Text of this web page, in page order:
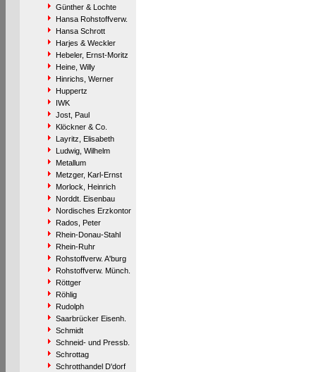
Günther & Lochte
Hansa Rohstoffverw.
Hansa Schrott
Harjes & Weckler
Hebeler, Ernst-Moritz
Heine, Willy
Hinrichs, Werner
Huppertz
IWK
Jost, Paul
Klöckner & Co.
Layritz, Elisabeth
Ludwig, Wilhelm
Metallum
Metzger, Karl-Ernst
Morlock, Heinrich
Norddt. Eisenbau
Nordisches Erzkontor
Rados, Peter
Rhein-Donau-Stahl
Rhein-Ruhr
Rohstoffverw. A'burg
Rohstoffverw. Münch.
Röttger
Röhlig
Rudolph
Saarbrücker Eisenh.
Schmidt
Schneid- und Pressb.
Schrottag
Schrotthandel D'dorf